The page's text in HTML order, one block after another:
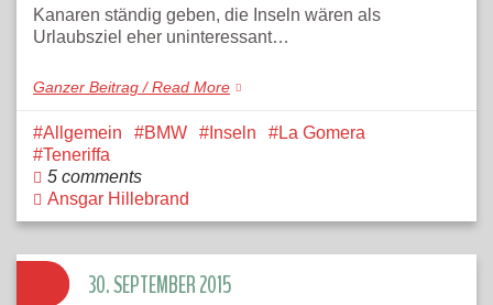
Kanaren ständig geben, die Inseln wären als
Urlaubsziel eher uninteressant…
Ganzer Beitrag / Read More
Allgemein BMW Inseln
La Gomera
Teneriffa
5 comments
Ansgar Hillebrand
30. SEPTEMBER 2015